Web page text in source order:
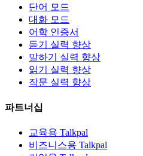
단어 모드
대화 모드
어학 인증서
듣기 실력 향상
말하기 실력 향상
읽기 실력 향상
작문 실력 향상
파트너십
교육용 Talkpal
비즈니스용 Talkpal